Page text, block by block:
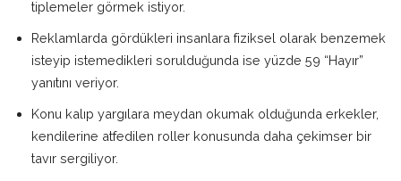
tiplemeler görmek istiyor.
Reklamlarda gördükleri insanlara fiziksel olarak benzemek
isteyip istemedikleri sorulduğunda ise yüzde 59 “Hayır”
yanıtını veriyor.
Konu kalıp yargılara meydan okumak olduğunda erkekler,
kendilerine atfedilen roller konusunda daha çekimser bir
tavır sergiliyor.